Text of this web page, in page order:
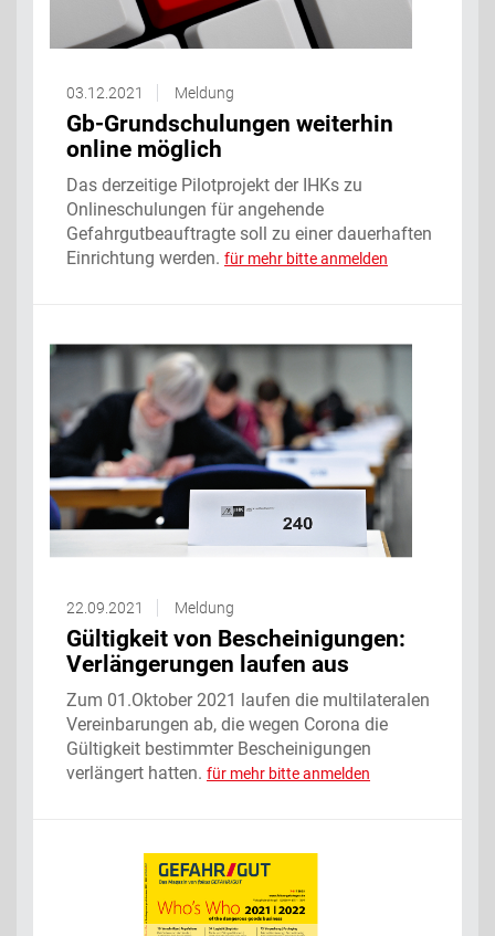
03.12.2021 Meldung
Gb-Grundschulungen weiterhin
online möglich
Das derzeitige Pilotprojekt der IHKs zu
Onlineschulungen für angehende
Gefahrgutbeauftragte soll zu einer dauerhaften
Einrichtung werden. für mehr bitte anmelden
22.09.2021 Meldung
Gültigkeit von Bescheinigungen:
Verlängerungen laufen aus
Zum 01.Oktober 2021 laufen die multilateralen
Vereinbarungen ab, die wegen Corona die
Gültigkeit bestimmter Bescheinigungen
verlängert hatten. für mehr bitte anmelden